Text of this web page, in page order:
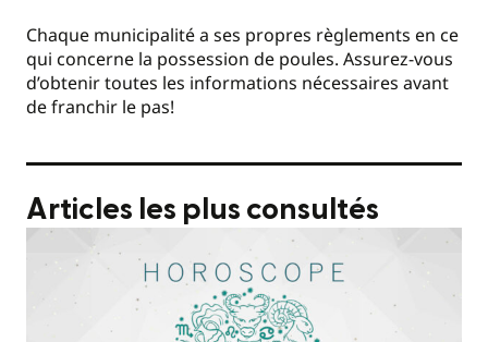
Chaque municipalité a ses propres règlements en ce
qui concerne la possession de poules. Assurez-vous
d’obtenir toutes les informations nécessaires avant
de franchir le pas!
Articles les plus consultés